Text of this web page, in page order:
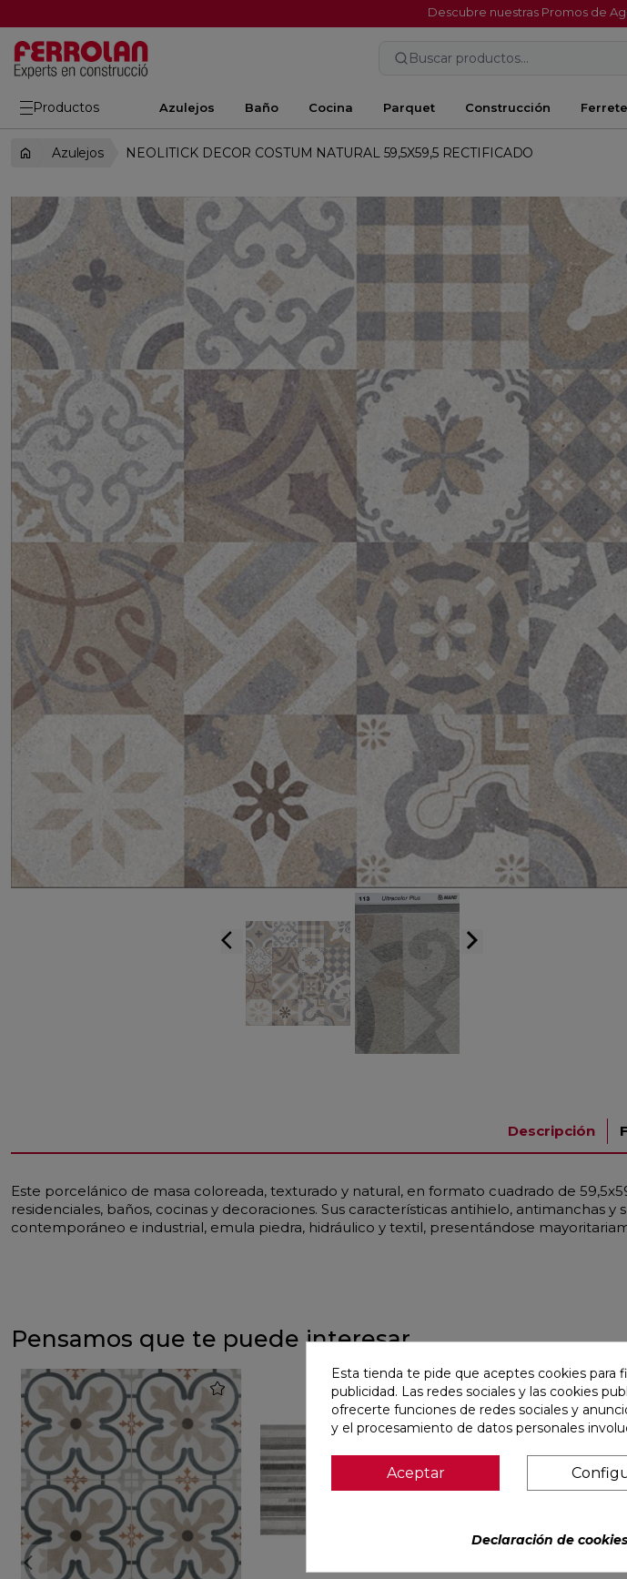
Descubre nuestras Promos de
Buscar productos...
Productos Azulejos Baño Cocina Parquet Construcción
Azulejos NEOLITICK DECOR COSTUM NATURAL 59,5X59,5 RECTIFICADO
arrow_back_ios arrow_forward_ios
Descripción
Este porcelánico de masa coloreada, texturado y natural, en formato cuadrado de
residenciales, baños, cocinas y decoraciones. Sus características antihielo, antimanchas
contemporáneo e industrial, emula piedra, hidráulico y textil, presentándose
Pensamos que te puede interesar
favorite favorite
Esta tienda te pide que aceptes cookies para
publicidad. Las redes sociales y las cookies
ofrecerte funciones de redes sociales y
y el procesamiento de datos personales
Aceptar
Declaración de